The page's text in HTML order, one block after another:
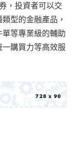
，投資者可以交
型的金融產品，
等專業級的輔助
購買力等高效服